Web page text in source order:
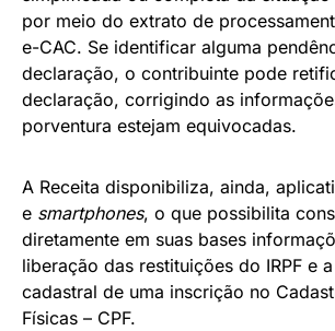
por meio do extrato de
e-CAC. Se identificar alguma
declaração, o contribuinte pode
declaração, corrigindo as
porventura estejam equivocadas.
A Receita disponibiliza, ainda,
e smartphones, o que possibilita
diretamente em suas bases
liberação das restituições do IRPF e
cadastral de uma inscrição no
Físicas – CPF.